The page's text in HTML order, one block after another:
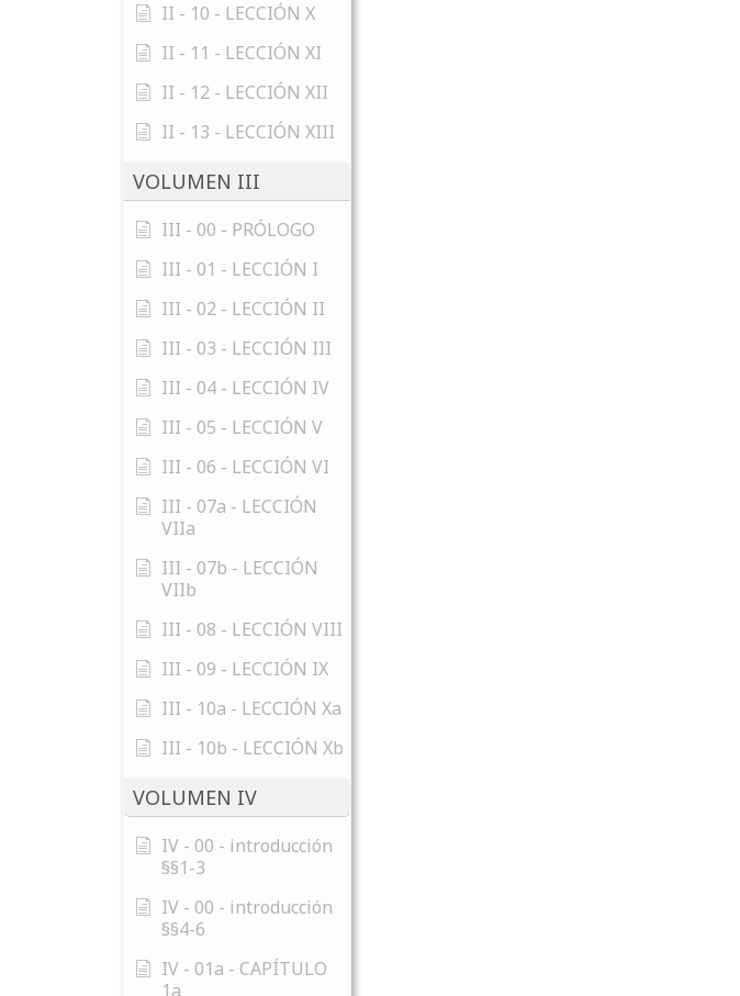
II - 10 - LECCIÓN X
II - 11 - LECCIÓN XI
II - 12 - LECCIÓN XII
II - 13 - LECCIÓN XIII
VOLUMEN III
III - 00 - PRÓLOGO
III - 01 - LECCIÓN I
III - 02 - LECCIÓN II
III - 03 - LECCIÓN III
III - 04 - LECCIÓN IV
III - 05 - LECCIÓN V
III - 06 - LECCIÓN VI
III - 07a - LECCIÓN
VIIa
III - 07b - LECCIÓN
VIIb
III - 08 - LECCIÓN VIII
III - 09 - LECCIÓN IX
III - 10a - LECCIÓN Xa
III - 10b - LECCIÓN Xb
VOLUMEN IV
IV - 00 - introducción
§§1-3
IV - 00 - introducción
§§4-6
IV - 01a - CAPÍTULO
1a